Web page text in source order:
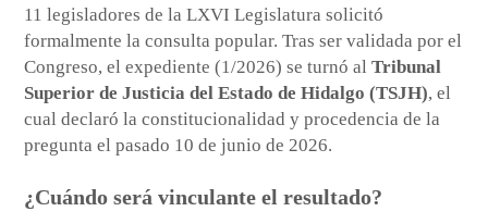
11 legisladores de la LXVI Legislatura solicitó
formalmente la consulta popular. Tras ser validada por el
Congreso, el expediente (1/2026) se turnó alTribunal
Superior de Justicia del Estado de Hidalgo (TSJH), el
cual declaró la constitucionalidad y procedencia de la
pregunta el pasado 10 de junio de 2026.
¿Cuándo será vinculante el resultado?